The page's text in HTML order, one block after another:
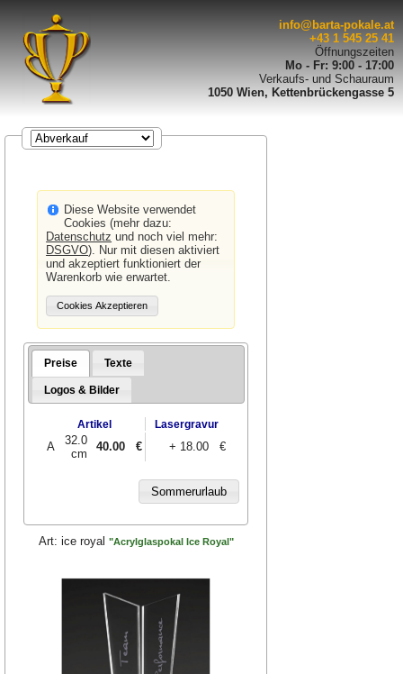
info@barta-pokale.at
+43 1 545 25 41
Öffnungszeiten
Mo - Fr: 9:00 - 17:00
Verkaufs- und Schauraum
1050 Wien, Kettenbrückengasse 5
Diese Website verwendet
Cookies (mehr dazu:
Datenschutz und noch viel mehr:
DSGVO). Nur mit diesen aktiviert
und akzeptiert funktioniert der
Warenkorb wie erwartet.
Preise Texte
Logos & Bilder
Artikel Lasergravur
A
32.0
cm
40.00 € + 18.00 €
Art: ice royal "Acrylglaspokal Ice Royal"